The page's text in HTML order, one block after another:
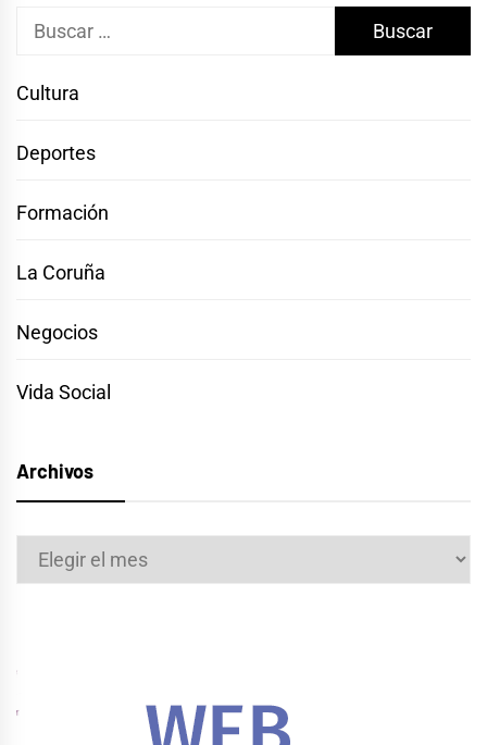
Buscar:
Cultura
Deportes
Formación
La Coruña
Negocios
Vida Social
Archivos
Archivos